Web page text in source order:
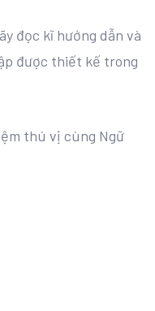
đọc kĩ hướng dẫn và
được thiết kế trong
thú vị cùng Ngữ